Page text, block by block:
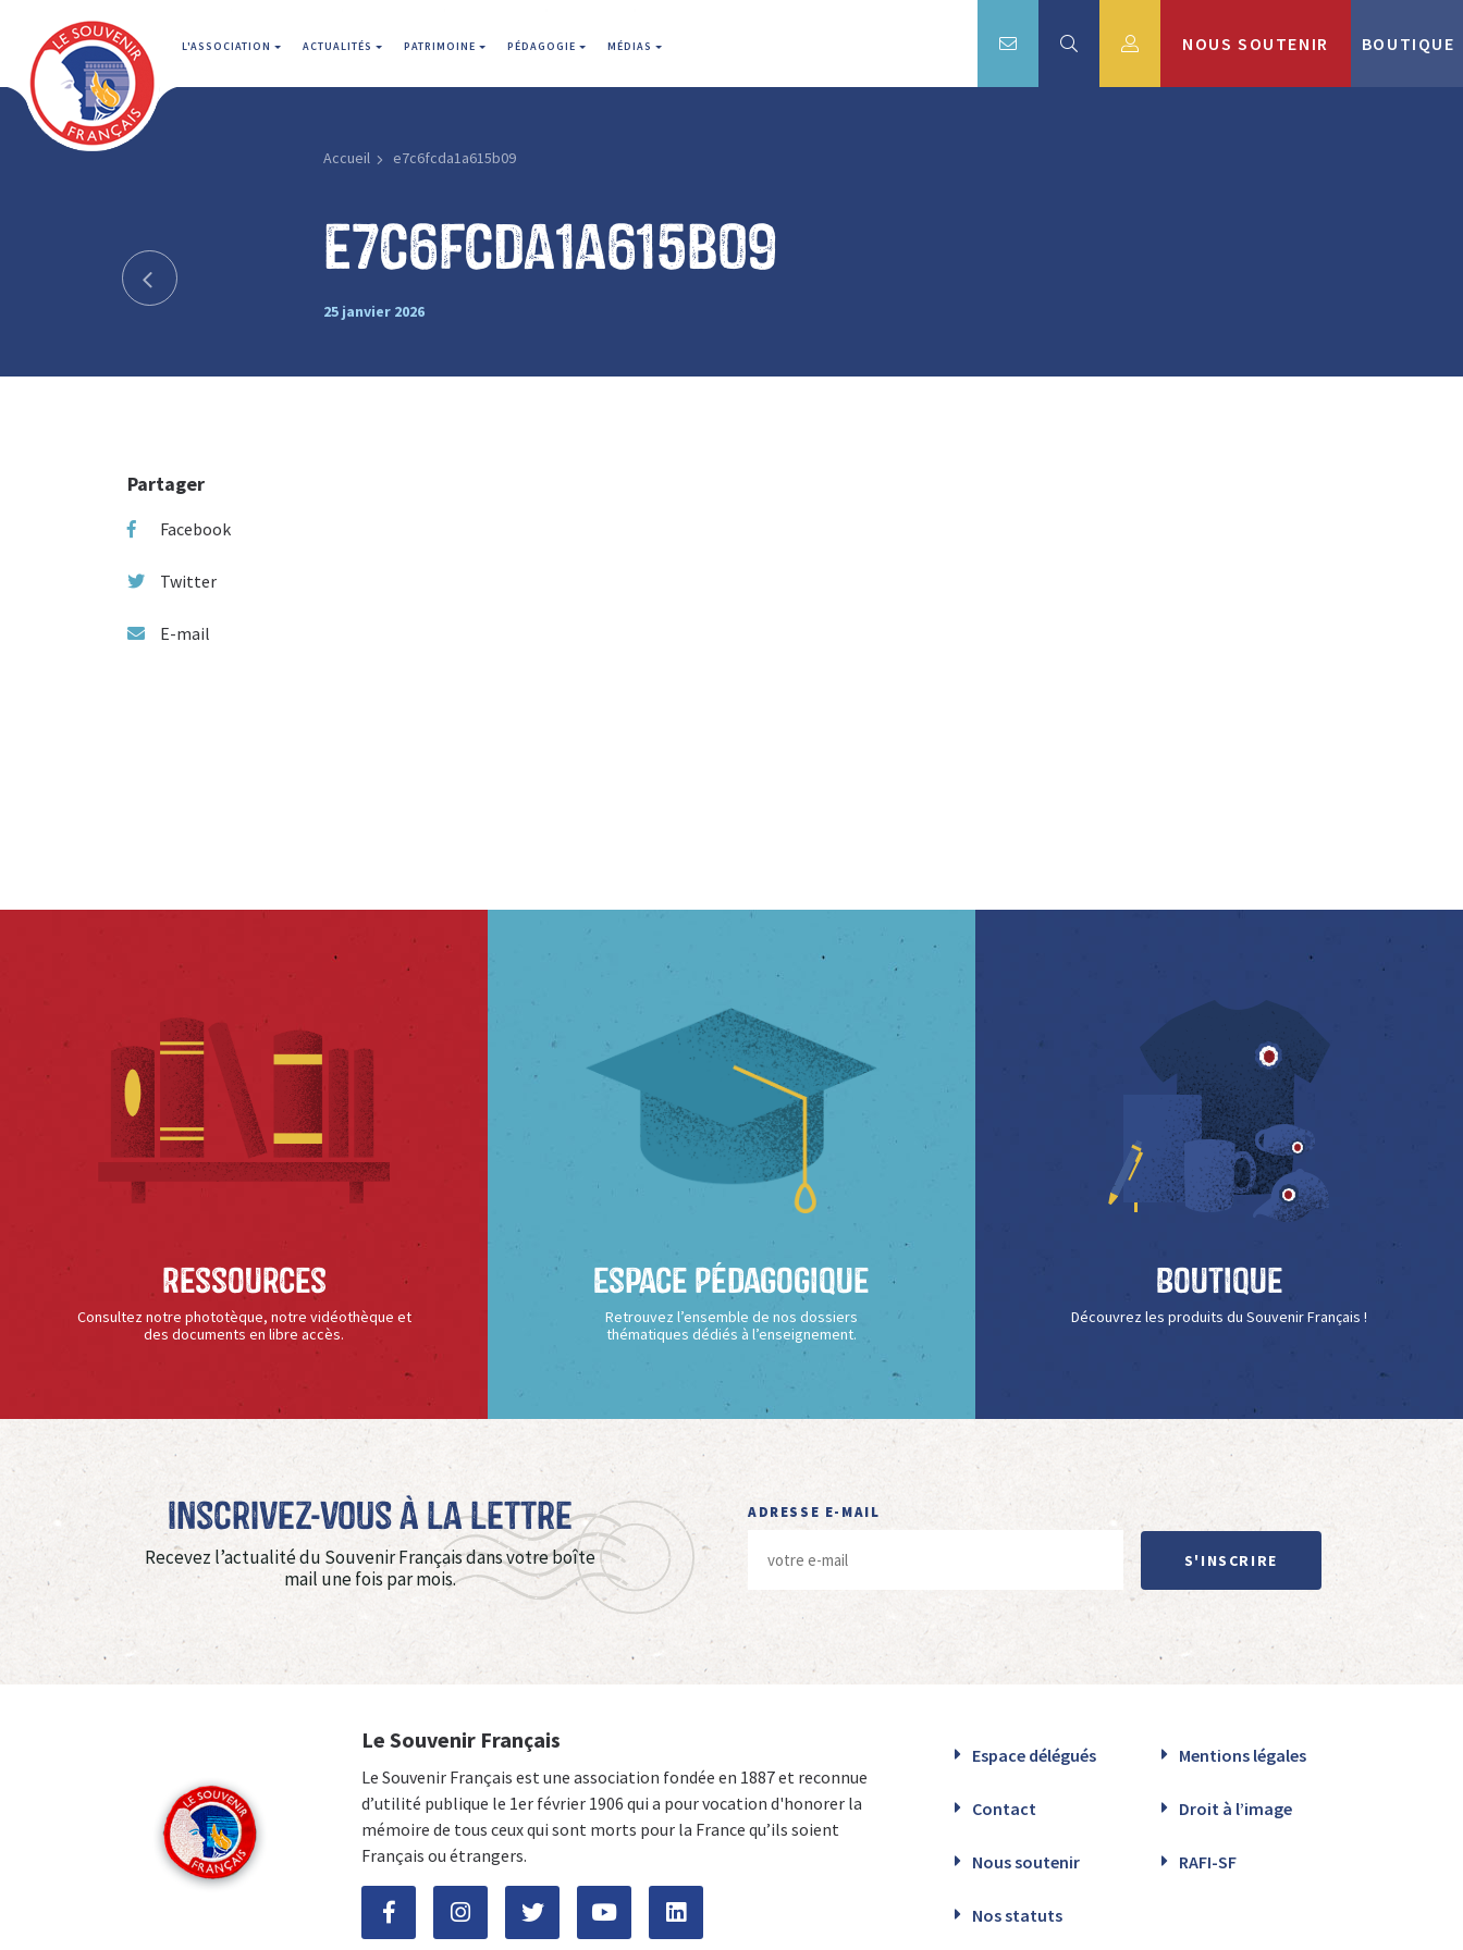
L'ASSOCIATION ACTUALITÉS PATRIMOINE PÉDAGOGIE MÉDIAS NOUS SOUTENIR BOUTIQUE
Accueil e7c6fcda1a615b09
e7c6fcda1a615b09
25 janvier 2026
Partager
Facebook
Twitter
E-mail
Ressources
Consultez notre phototèque, notre vidéothèque et
des documents en libre accès.
Espace Pédagogique
Retrouvez l’ensemble de nos dossiers
thématiques dédiés à l’enseignement.
Boutique
Découvrez les produits du Souvenir Français !
Inscrivez-vous à La Lettre
Recevez l’actualité du Souvenir Français dans votre boîte
mail une fois par mois.
ADRESSE E-MAIL
S'INSCRIRE
Le Souvenir Français
Le Souvenir Français est une association fondée en 1887 et reconnue
d’utilité publique le 1er février 1906 qui a pour vocation d'honorer la
mémoire de tous ceux qui sont morts pour la France qu’ils soient
Français ou étrangers.
Espace délégués Mentions légales
Contact Droit à l’image
Nous soutenir RAFI-SF
Nos statuts